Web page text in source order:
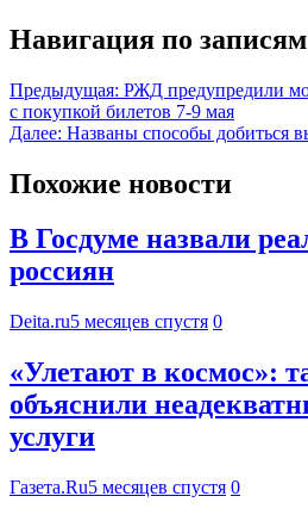
Навигация по записям
Предыдущая: РЖД предупредили
с покупкой билетов 7-9 мая
Далее: Названы способы добиться
Похожие новости
В Госдуме назвали
россиян
Deita.ru5 месяцев спустя 0
«Улетают в космос»:
объяснили
услуги
Газета.Ru5 месяцев спустя 0